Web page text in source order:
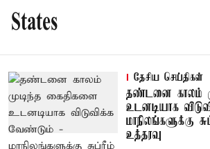
States
தேசிய செய்திகள்
தண்டனை காலம்
உடனடியாக
மாநிலங்களுக்கு
உத்தரவு